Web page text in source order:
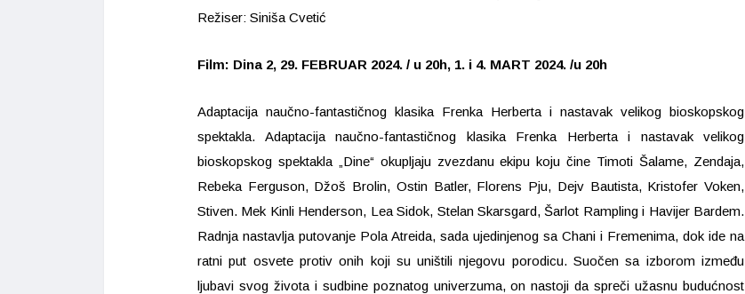
Režiser: Siniša Cvetić
Film: Dina 2, 29. FEBRUAR 2024. / u 20h, 1. i 4. MART 2024. /u 20h
Adaptacija naučno-fantastičnog klasika Frenka Herberta i nastavak velikog bioskopskog
spektakla. Adaptacija naučno-fantastičnog klasika Frenka Herberta i nastavak velikog
bioskopskog spektakla „Dine“ okupljaju zvezdanu ekipu koju čine Timoti Šalame, Zendaja,
Rebeka Ferguson, Džoš Brolin, Ostin Batler, Florens Pju, Dejv Bautista, Kristofer Voken,
Stiven. Mek Kinli Henderson, Lea Sidok, Stelan Skarsgard, Šarlot Rampling i Havijer Bardem.
Radnja nastavlja putovanje Pola Atreida, sada ujedinjenog sa Chani i Fremenima, dok ide na
ratni put osvete protiv onih koji su uništili njegovu porodicu. Suočen sa izborom između
ljubavi svog života i sudbine poznatog univerzuma, on nastoji da spreči užasnu budućnost